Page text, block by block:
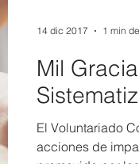
Mil
El Voluntariado
acciones de
14 dic 2017 1 min